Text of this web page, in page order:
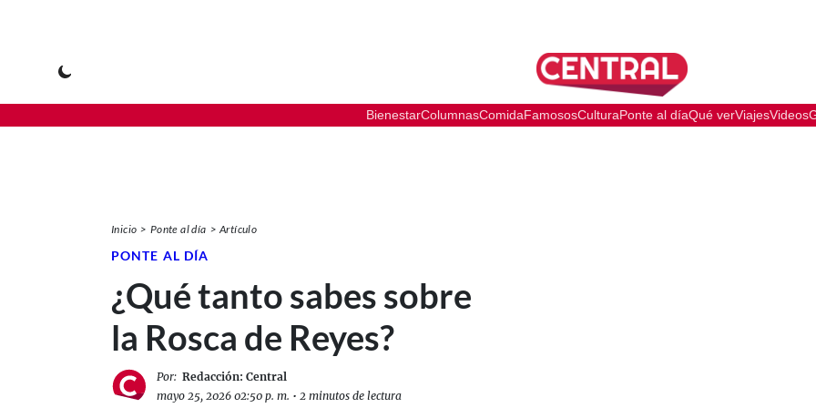
BienestarColumnasComidaFamososCulturaPonte al díaQué verViajesVideos
Inicio Ponte al día Artículo
PONTE AL DÍA
¿Qué tanto sabes sobre
la Rosca de Reyes?
Por: Redacción: Central
mayo 25, 2026 02:50 p. m. • 2 minutos de lectura